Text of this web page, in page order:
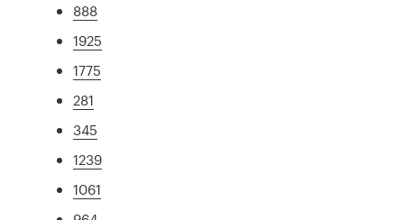
888
1925
1775
281
345
1239
1061